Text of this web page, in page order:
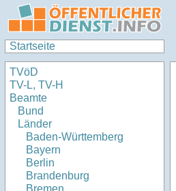
Startseite
TVöD
TV-L, TV-H
Beamte
Bund
Länder
Baden-Württemberg
Bayern
Berlin
Brandenburg